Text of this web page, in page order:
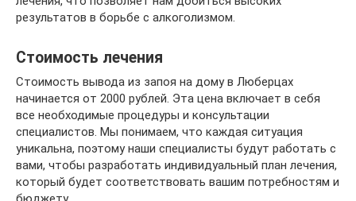
результатов в борьбе с алкоголизмом.
Стоимость лечения
Стоимость вывода из запоя на дому в Люберцах
начинается от 2000 рублей. Эта цена включает в себя
все необходимые процедуры и консультации
специалистов. Мы понимаем, что каждая ситуация
уникальна, поэтому наши специалисты будут работать с
вами, чтобы разработать индивидуальный план лечения,
который будет соответствовать вашим потребностям и